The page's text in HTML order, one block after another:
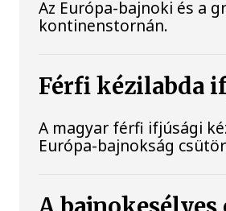
Az Európa-bajnoki és a
kontinenstornán.
Férfi kézilabda
A magyar férfi ifjúsági
Európa-bajnokság